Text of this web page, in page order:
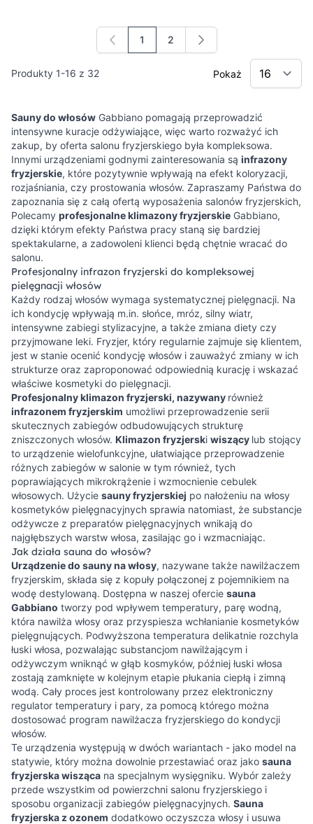
Produkty 1-16 z 32
Aktualnie czytasz stronę
1 Strona
2
Pokaż
Sauny do włosów Gabbiano pomagają przeprowadzić
intensywne kuracje odżywiające, więc warto rozważyć ich
zakup, by oferta salonu fryzjerskiego była kompleksowa.
Innymi urządzeniami godnymi zainteresowania są infrazony
fryzjerskie, które pozytywnie wpływają na efekt koloryzacji,
rozjaśniania, czy prostowania włosów. Zapraszamy Państwa do
zapoznania się z całą ofertą wyposażenia salonów fryzjerskich,
Polecamy profesjonalne klimazony fryzjerskie Gabbiano,
dzięki którym efekty Państwa pracy staną się bardziej
spektakularne, a zadowoleni klienci będą chętnie wracać do
salonu.
Profesjonalny infrazon fryzjerski do kompleksowej
pielęgnacji włosów
Każdy rodzaj włosów wymaga systematycznej pielęgnacji. Na
ich kondycję wpływają m.in. słońce, mróz, silny wiatr,
intensywne zabiegi stylizacyjne, a także zmiana diety czy
przyjmowane leki. Fryzjer, który regularnie zajmuje się klientem,
jest w stanie ocenić kondycję włosów i zauważyć zmiany w ich
strukturze oraz zaproponować odpowiednią kurację i wskazać
właściwe kosmetyki do pielęgnacji.
Profesjonalny klimazon fryzjerski, nazywany również
infrazonem fryzjerskim umożliwi przeprowadzenie serii
skutecznych zabiegów odbudowujących strukturę
zniszczonych włosów. Klimazon fryzjerski wiszący lub stojący
to urządzenie wielofunkcyjne, ułatwiające przeprowadzenie
różnych zabiegów w salonie w tym również, tych
poprawiających mikrokrążenie i wzmocnienie cebulek
włosowych. Użycie sauny fryzjerskiej po nałożeniu na włosy
kosmetyków pielęgnacyjnych sprawia natomiast, że substancje
odżywcze z preparatów pielęgnacyjnych wnikają do
najgłębszych warstw włosa, zasilając go i wzmacniając.
Jak działa sauna do włosów?
Urządzenie do sauny na włosy, nazywane także nawilżaczem
fryzjerskim, składa się z kopuły połączonej z pojemnikiem na
wodę destylowaną. Dostępna w naszej ofercie sauna
Gabbiano tworzy pod wpływem temperatury, parę wodną,
która nawilża włosy oraz przyspiesza wchłanianie kosmetyków
pielęgnujących. Podwyższona temperatura delikatnie rozchyla
łuski włosa, pozwalając substancjom nawilżającym i
odżywczym wniknąć w głąb kosmyków, później łuski włosa
zostają zamknięte w kolejnym etapie płukania ciepłą i zimną
wodą. Cały proces jest kontrolowany przez elektroniczny
regulator temperatury i pary, za pomocą którego można
dostosować program nawilżacza fryzjerskiego do kondycji
włosów.
Te urządzenia występują w dwóch wariantach - jako model na
statywie, który można dowolnie przestawiać oraz jako sauna
fryzjerska wisząca na specjalnym wysięgniku. Wybór zależy
przede wszystkim od powierzchni salonu fryzjerskiego i
sposobu organizacji zabiegów pielęgnacyjnych. Sauna
fryzjerska z ozonem dodatkowo oczyszcza włosy i usuwa